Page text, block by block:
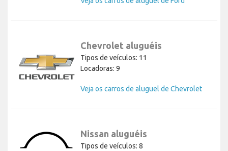
Chevrolet aluguéis
Tipos de veículos: 11
Locadoras: 9
Veja os carros de aluguel de Chevrolet
Nissan aluguéis
Tipos de veículos: 8